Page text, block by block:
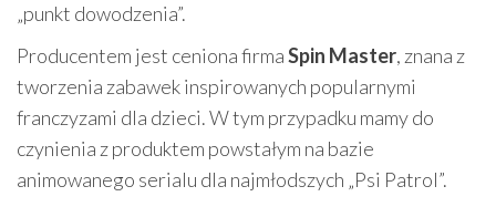
„punkt dowodzenia”.
Producentem jest ceniona firmaSpin Master, znana z
tworzenia zabawek inspirowanych popularnymi
franczyzami dla dzieci. W tym przypadku mamy do
czynienia z produktem powstałym na bazie
animowanego serialu dla najmłodszych „Psi Patrol”.